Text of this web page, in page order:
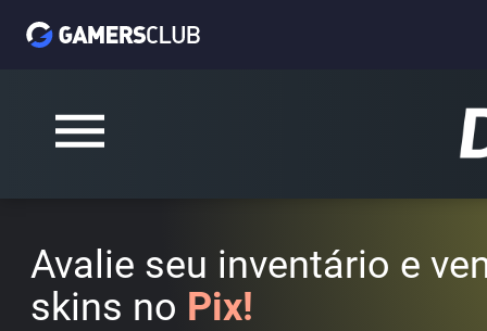
Avalie seu inventário e
skins no Pix!